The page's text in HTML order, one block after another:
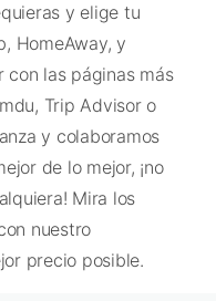
y elige tu
HomeAway, y
con las páginas más
Trip Advisor o
y colaboramos
de lo mejor, ¡no
Mira los
nuestro
precio posible.